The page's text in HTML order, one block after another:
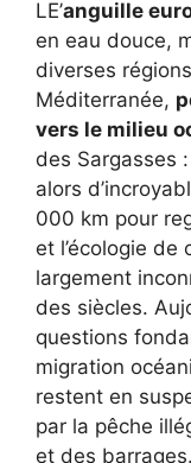
LE’anguille
en eau douce,
diverses
Méditerranée,
vers le milieu
des Sargasses
alors
000 km pour
et l’écologie de
largement
des siècles.
questions
migration
restent en
par la pêche
et des barrages.